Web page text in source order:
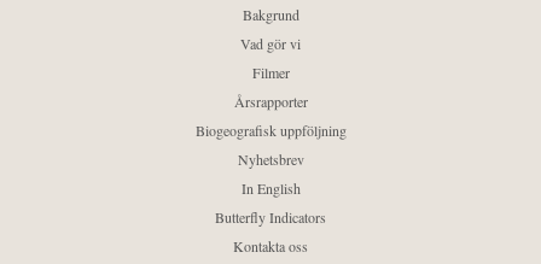
Bakgrund
Vad gör vi
Filmer
Årsrapporter
Biogeografisk uppföljning
Nyhetsbrev
In English
Butterfly Indicators
Kontakta oss